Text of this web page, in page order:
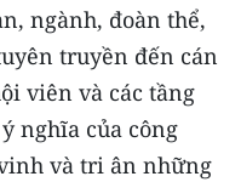
ngành, đoàn thể,
truyền đến cán
viên và các tầng
nghĩa của công
và tri ân những